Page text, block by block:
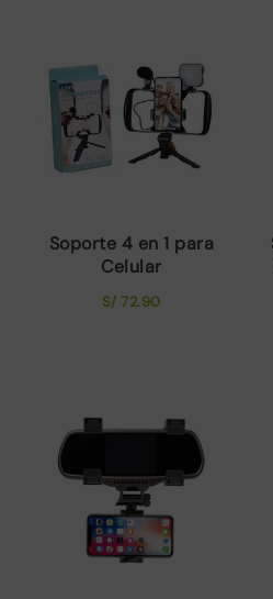
Soporte 4 en 1 para
Celular
S/ 72.90